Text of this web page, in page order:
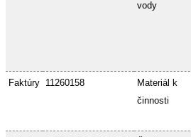
vody
Faktúry 11260158
Materiál k
činnosti